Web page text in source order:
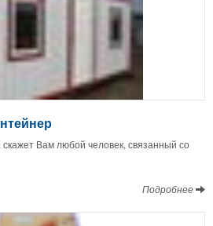
Вам любой человек, связанный со
Подробнее